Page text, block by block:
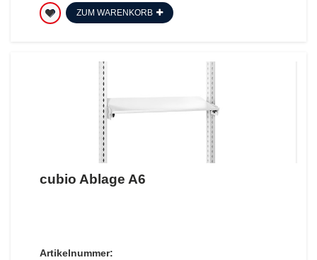
ZUM WARENKORB
cubio Ablage A6
Artikelnummer: